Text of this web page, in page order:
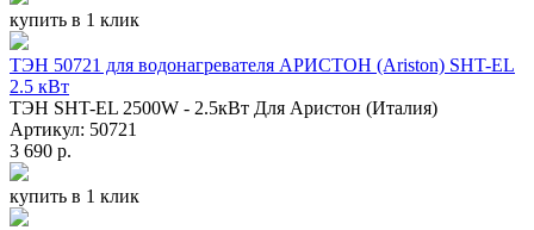
купить в 1 клик
ТЭН 50721 для водонагревателя АРИСТОН (Ariston) SHT-EL
2.5 кВт
ТЭН SHT-EL 2500W - 2.5кВт Для Аристон (Италия)
Артикул: 50721
3 690 р.
купить в 1 клик